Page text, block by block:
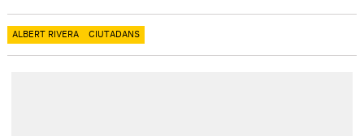
ALBERT RIVERA CIUTADANS